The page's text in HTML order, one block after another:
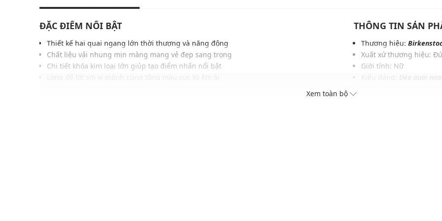
ĐẶC ĐIỂM NỔI BẬT
Thiết kế hai quai ngang lớn thời thượng và năng động
Chất liệu vải nhung mịn màng mang vẻ đẹp sang trọng
Chi tiết khóa kim loại lớn giúp tạo điểm nhấn nổi bật
THÔNG TIN SẢN
Thương hiệu:
Xuất xứ thương hiệu:
Giới tính: Nữ
Xem toàn bộ